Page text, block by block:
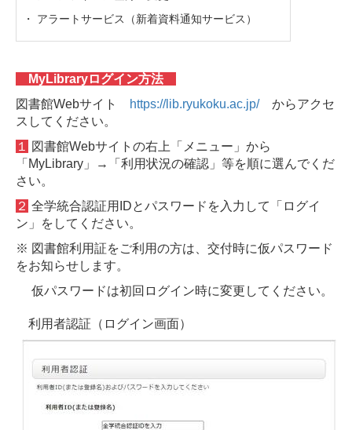
・ アラートサービス（新着資料通知サービス）
MyLibraryログイン方法
図書館Webサイト
https://lib.ryukoku.ac.jp/からアクセ
スしてください。
１
図書館Webサイトの右上「メニュー」から
「MyLibrary」→「利用状況の確認」等を順に選んでくだ
さい。
２ 全学統合認証用IDとパスワードを入力して「ログイ
ン」をしてください。
※ 図書館利用証をご利用の方は、交付時に仮パスワード
をお知らせします。
仮パスワードは初回ログイン時に変更してください。
利用者認証（ログイン画面）